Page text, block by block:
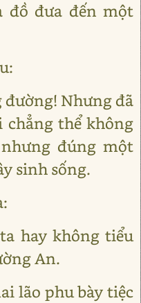
đồ đưa đến một
đường! Nhưng đã
thể không
đúng một
sinh sống.
hay không tiểu
An.
lão phu bày tiệc